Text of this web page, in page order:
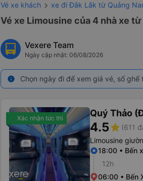
Vé xe khách xe đi Đắk Lắk từ Quảng
Vé xe Limousine của 4 nhà xe
Vexere Team
Ngày cập nhật: 06/08/2026
info Chọn ngày đi để xem giá vé, số
Xác nhận tức thì Quý Thảo
4.5star (611
Limousine
18:00 • Bến
12h
06:00 • Bến